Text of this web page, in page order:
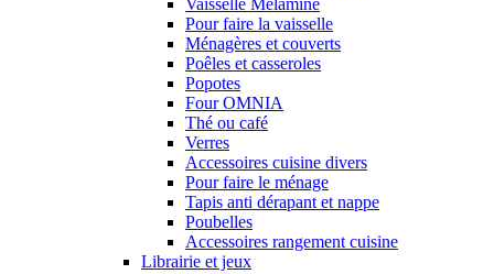
Vaisselle Mélamine
Pour faire la vaisselle
Ménagères et couverts
Poêles et casseroles
Popotes
Four OMNIA
Thé ou café
Verres
Accessoires cuisine divers
Pour faire le ménage
Tapis anti dérapant et nappe
Poubelles
Accessoires rangement cuisine
Librairie et jeux